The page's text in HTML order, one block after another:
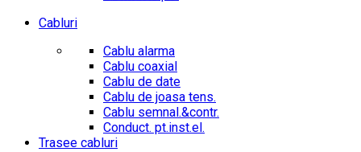
Cabluri
Cablu alarma
Cablu coaxial
Cablu de date
Cablu de joasa tens.
Cablu semnal.&contr.
Conduct. pt.inst.el.
Trasee cabluri